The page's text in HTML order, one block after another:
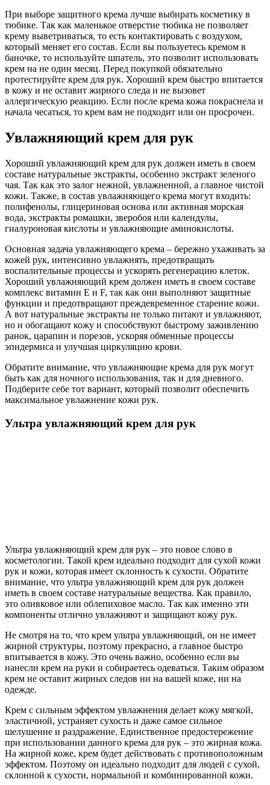
При выборе защитного крема лучше выбирать косметику в
тюбике. Так как маленькое отверстие тюбика не позволяет
крему выветриваться, то есть контактировать с воздухом,
который меняет его состав. Если вы пользуетесь кремом в
баночке, то используйте шпатель, это позволит использовать
крем на не один месяц. Перед покупкой обязательно
протестируйте крем для рук. Хороший крем быстро впитается
в кожу и не оставит жирного следа и не вызовет
аллергическую реакцию. Если после крема кожа покраснела и
начала чесаться, то крем вам не подходит или он просрочен.
Увлажняющий крем для рук
Хороший увлажняющий крем для рук должен иметь в своем
составе натуральные экстракты, особенно экстракт зеленого
чая. Так как это залог нежной, увлажненной, а главное чистой
кожи. Также, в состав увлажняющего крема могут входить:
полифенолы, глицериновая основа или активная морская
вода, экстракты ромашки, зверобоя или календулы,
гиалуроновая кислоты и увлажняющие аминокислоты.
Основная задача увлажняющего крема – бережно ухаживать за
кожей рук, интенсивно увлажнять, предотвращать
воспалительные процессы и ускорять регенерацию клеток.
Хороший увлажняющий крем должен иметь в своем составе
комплекс витамин Е и F, так как они выполняют защитные
функции и предотвращают преждевременное старение кожи.
А вот натуральные экстракты не только питают и увлажняют,
но и обогащают кожу и способствуют быстрому заживлению
ранок, царапин и порезов, ускоряя обменные процессы
эпидермиса и улучшая циркуляцию крови.
Обратите внимание, что увлажняющие крема для рук могут
быть как для ночного использования, так и для дневного.
Подберите себе тот вариант, который позволит обеспечить
максимальное увлажнение кожи рук.
Ультра увлажняющий крем для рук
Ультра увлажняющий крем для рук – это новое слово в
косметологии. Такой крем идеально подходит для сухой кожи
рук и кожи, которая имеет склонность к сухости. Обратите
внимание, что ультра увлажняющий крем для рук должен
иметь в своем составе натуральные вещества. Как правило,
это оливковое или облепиховое масло. Так как именно эти
компоненты отлично увлажняют и защищают кожу рук.
Не смотря на то, что крем ультра увлажняющий, он не имеет
жирной структуры, поэтому прекрасно, а главное быстро
впитывается в кожу. Это очень важно, особенно если вы
нанесли крем на руки и собираетесь одеваться. Таким образом
крем не оставит жирных следов ни на вашей коже, ни на
одежде.
Крем с сильным эффектом увлажнения делает кожу мягкой,
эластичной, устраняет сухость и даже самое сильное
шелушение и раздражение. Единственное предостережение
при использовании данного крема для рук – это жирная кожа.
На жирной коже, крем будет действовать с противоположным
эффектом. Поэтому он идеально подходит для людей с сухой,
склонной к сухости, нормальной и комбинированной кожи.